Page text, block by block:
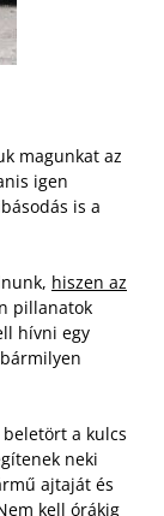
magunkat az
igen
is a
hiszen az
pillanatok
hívni egy
a kulcs
neki
ajtaját és
kell órákig